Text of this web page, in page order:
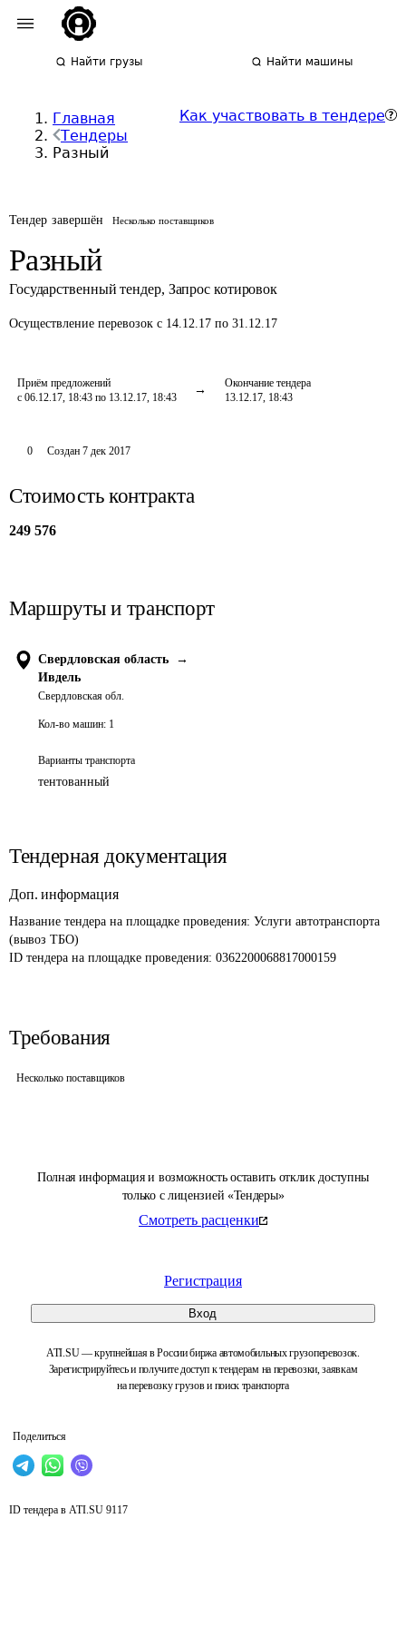
Найти грузы Найти машины
Главная
Тендеры
Разный
Как участвовать в тендере
Тендер завершён Несколько поставщиков
Разный
Государственный тендер, Запрос котировок
Осуществление перевозок с 14.12.17 по 31.12.17
Приём предложений
с 06.12.17, 18:43 по 13.12.17, 18:43
Окончание тендера
13.12.17, 18:43
Полная информация и возможность оставить отклик доступны
только с лицензией «Тендеры»
Смотреть расценки
Регистрация
Вход
ATI.SU — крупнейшая в России биржа автомобильных грузоперевозок.
Зарегистрируйтесь и получите доступ к тендерам на перевозки, заявкам
на перевозку грузов и поиск транспорта
Поделиться
0 Создан 7 дек 2017
Стоимость контракта
249 576
Маршруты и транспорт
Свердловская область
→
Ивдель
Свердловская обл.
Кол-во машин: 1
Варианты транспорта
тентованный
Тендерная документация
Доп. информация
Название тендера на площадке проведения: Услуги автотранспорта
(вывоз ТБО)
ID тендера на площадке проведения: 0362200068817000159
Требования
Несколько поставщиков
ID тендера в ATI.SU 9117